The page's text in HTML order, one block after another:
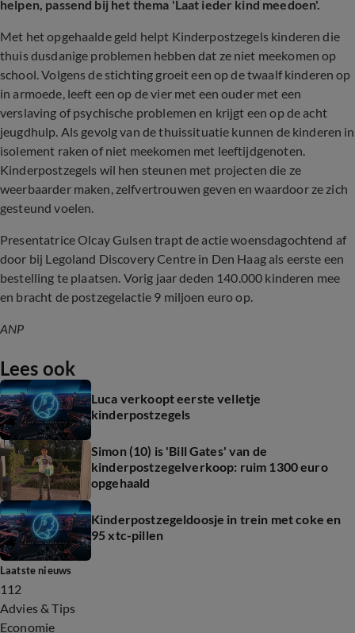
helpen, passend bij het thema 'Laat ieder kind meedoen'.
Met het opgehaalde geld helpt Kinderpostzegels kinderen die
thuis dusdanige problemen hebben dat ze niet meekomen op
school. Volgens de stichting groeit een op de twaalf kinderen op
in armoede, leeft een op de vier met een ouder met een
verslaving of psychische problemen en krijgt een op de acht
jeugdhulp. Als gevolg van de thuissituatie kunnen de kinderen in
isolement raken of niet meekomen met leeftijdgenoten.
Kinderpostzegels wil hen steunen met projecten die ze
weerbaarder maken, zelfvertrouwen geven en waardoor ze zich
gesteund voelen.
Presentatrice Olcay Gulsen trapt de actie woensdagochtend af
door bij Legoland Discovery Centre in Den Haag als eerste een
bestelling te plaatsen. Vorig jaar deden 140.000 kinderen mee
en bracht de postzegelactie 9 miljoen euro op.
ANP
Lees ook
Luca verkoopt eerste velletje
kinderpostzegels
Simon (10) is 'Bill Gates' van de
kinderpostzegelverkoop: ruim 1300 euro
opgehaald
Kinderpostzegeldoosje in trein met coke en
95 xtc-pillen
Laatste nieuws
112
Advies & Tips
Economie